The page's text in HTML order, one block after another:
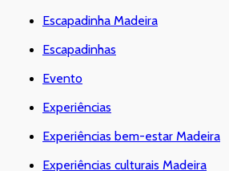
Escapadinha Madeira
Escapadinhas
Evento
Experiências
Experiências bem-estar Madeira
Experiências culturais Madeira